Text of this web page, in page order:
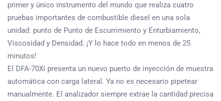
primer y único instrumento del mundo que realiza cuatro
pruebas importantes de combustible diesel en una sola
unidad: punto de Punto de Escurrimiento y Enturbiamiento,
Viscosidad y Densidad. ¡Y lo hace todo en menos de 25
minutos!
El DFA-70Xi presenta un nuevo puerto de inyección de muestra
automática con carga lateral. Ya no es necesario pipetear
manualmente. El analizador siempre extrae la cantidad precisa